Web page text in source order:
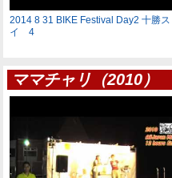
2014 8 31 BIKE Festival Day2 十勝
イ 4
ママチャリ（2010）